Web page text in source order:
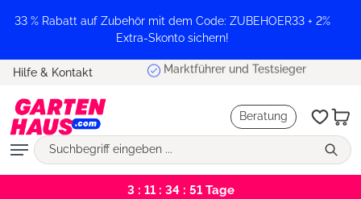
springen
33 % Rabatt auf Zubehör mit dem Code: ZUBEHOER33 + 2%
Extra-Skonto sichern!
Hilfe & Kontakt Marktführer und Testsieger
Beratung
3 : 11 : 34 : 51Tage